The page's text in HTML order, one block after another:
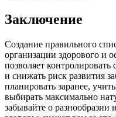
Заключение
Создание правильного
организации здорового и
позволяет контролировать
и снижать риск развития
планировать заранее,
выбирать максимально
забывайте о